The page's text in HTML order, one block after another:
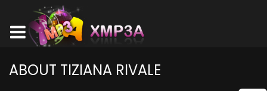
ABOUT TIZIANA RIVALE